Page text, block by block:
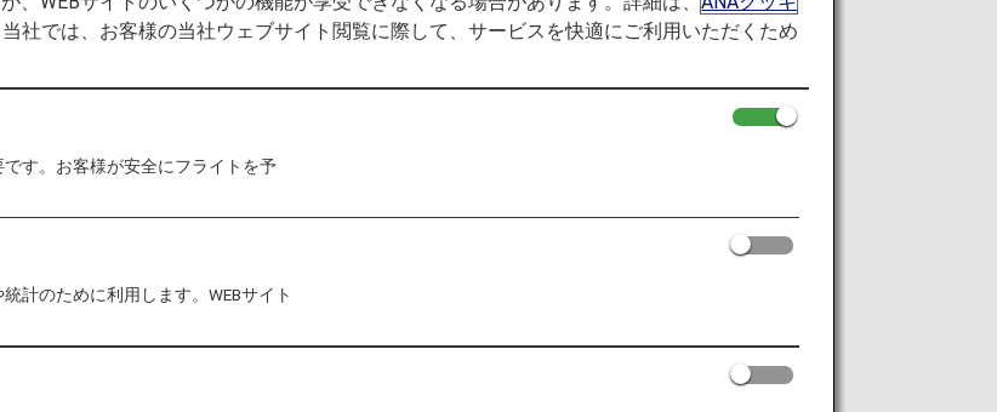
めのヒントを教えちゃいます！
行き運賃が同額なんです！
他日本国内都市をおトクに旅しませんか？
きな国内都市をお選びください！
市」を両方楽しめちゃいます。
ぁ、おトクな日本旅行計画を始めよう！
社では、お客様の当社ウェブサイト閲覧に際して、サービスを快適にご利用いただくため
す。お客様が安全にフライトを予
計のために利用します。WEBサイト